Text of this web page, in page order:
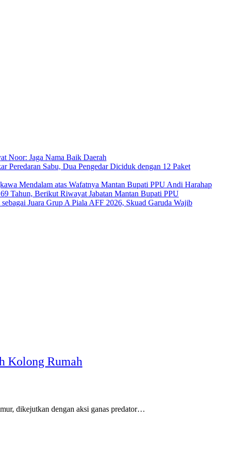
Noor: Jaga Nama Baik Daerah
Peredaran Sabu, Dua Pengedar Diciduk dengan 12 Paket
Mendalam atas Wafatnya Mantan Bupati PPU Andi Harahap
Tahun, Berikut Riwayat Jabatan Mantan Bupati PPU
Juara Grup A Piala AFF 2026, Skuad Garuda Wajib
Kolong Rumah
dikejutkan dengan aksi ganas predator…